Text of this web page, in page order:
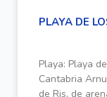
PLAYA DE
Playa: Playa
Cantabria
de Ris, de